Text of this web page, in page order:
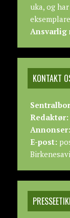
uka, og
Ansvarlig
KONTAKT
Redaktør:
Annonser:
E-post: